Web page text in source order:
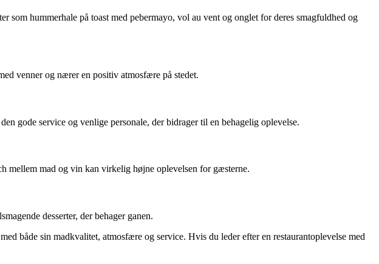
som hummerhale på toast med pebermayo, vol au vent og onglet for deres smagfuldhed og
venner og nærer en positiv atmosfære på stedet.
gode service og venlige personale, der bidrager til en behagelig oplevelse.
mellem mad og vin kan virkelig højne oplevelsen for gæsterne.
desserter, der behager ganen.
både sin madkvalitet, atmosfære og service. Hvis du leder efter en restaurantoplevelse med